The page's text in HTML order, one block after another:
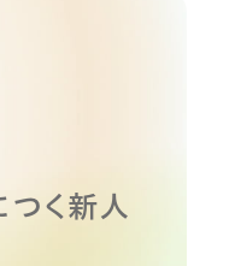
く新人